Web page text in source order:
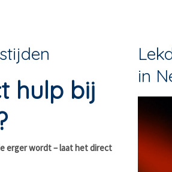
hulp bij
erger wordt – laat het direct
in